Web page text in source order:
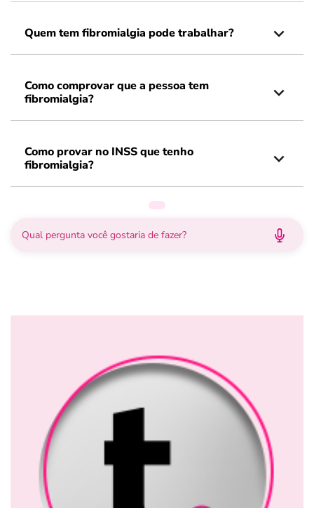
Quem tem fibromialgia pode trabalhar?
Como comprovar que a pessoa tem
fibromialgia?
Como provar no INSS que tenho
fibromialgia?